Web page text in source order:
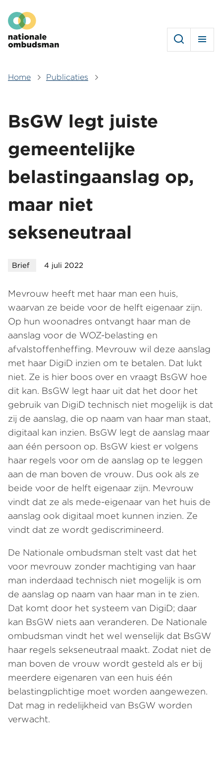
en
naar
de
gaan
Hoofdmenu
Home Publicaties
BsGW legt juiste
gemeentelijke
belastingaanslag op,
maar niet
sekseneutraal
Brief 4 juli 2022
Mevrouw heeft met haar man een huis,
waarvan ze beide voor de helft eigenaar zijn.
Op hun woonadres ontvangt haar man de
aanslag voor de WOZ-belasting en
afvalstoffenheffing. Mevrouw wil deze aanslag
met haar DigiD inzien om te betalen. Dat lukt
niet. Ze is hier boos over en vraagt BsGW hoe
dit kan. BsGW legt haar uit dat het door het
gebruik van DigiD technisch niet mogelijk is dat
zij de aanslag, die op naam van haar man staat,
digitaal kan inzien. BsGW legt de aanslag maar
aan één persoon op. BsGW kiest er volgens
haar regels voor om de aanslag op te leggen
aan de man boven de vrouw. Dus ook als ze
beide voor de helft eigenaar zijn. Mevrouw
vindt dat ze als mede-eigenaar van het huis de
aanslag ook digitaal moet kunnen inzien. Ze
vindt dat ze wordt gediscrimineerd.
De Nationale ombudsman stelt vast dat het
voor mevrouw zonder machtiging van haar
man inderdaad technisch niet mogelijk is om
de aanslag op naam van haar man in te zien.
Dat komt door het systeem van DigiD; daar
kan BsGW niets aan veranderen. De Nationale
ombudsman vindt het wel wenselijk dat BsGW
haar regels sekseneutraal maakt. Zodat niet de
man boven de vrouw wordt gesteld als er bij
meerdere eigenaren van een huis één
belastingplichtige moet worden aangewezen.
Dat mag in redelijkheid van BsGW worden
verwacht.